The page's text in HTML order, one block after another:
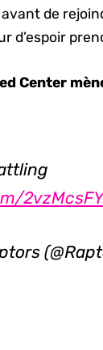
avant de
d’espoir
Center